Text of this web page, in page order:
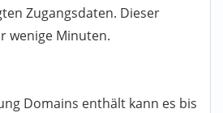
Zugangsdaten. Dieser
wenige Minuten.
Domains enthält kann es bis